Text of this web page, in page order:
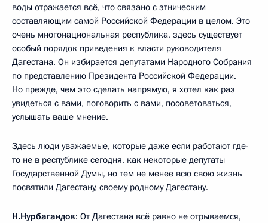
воды отражается всё, что связано с этническим
составляющим самой Российской Федерации в целом. Это
очень многонациональная республика, здесь существует
особый порядок приведения к власти руководителя
Дагестана. Он избирается депутатами Народного Собрания
по представлению Президента Российской Федерации.
Но прежде, чем это сделать напрямую, я хотел как раз
увидеться с вами, поговорить с вами, посоветоваться,
услышать ваше мнение.
Здесь люди уважаемые, которые даже если работают где-
то не в республике сегодня, как некоторые депутаты
Государственной Думы, но тем не менее всю свою жизнь
посвятили Дагестану, своему родному Дагестану.
Н.Нурбагандов: От Дагестана всё равно не отрываемся,